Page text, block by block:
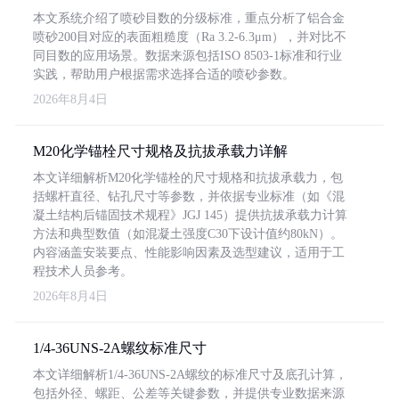
本文系统介绍了喷砂目数的分级标准，重点分析了铝合金
喷砂200目对应的表面粗糙度（Ra 3.2-6.3μm），并对比不
同目数的应用场景。数据来源包括ISO 8503-1标准和行业
实践，帮助用户根据需求选择合适的喷砂参数。
2026年8月4日
M20化学锚栓尺寸规格及抗拔承载力详解
本文详细解析M20化学锚栓的尺寸规格和抗拔承载力，包
括螺杆直径、钻孔尺寸等参数，并依据专业标准（如《混
凝土结构后锚固技术规程》JGJ 145）提供抗拔承载力计算
方法和典型数值（如混凝土强度C30下设计值约80kN）。
内容涵盖安装要点、性能影响因素及选型建议，适用于工
程技术人员参考。
2026年8月4日
1/4-36UNS-2A螺纹标准尺寸
本文详细解析1/4-36UNS-2A螺纹的标准尺寸及底孔计算，
包括外径、螺距、公差等关键参数，并提供专业数据来源